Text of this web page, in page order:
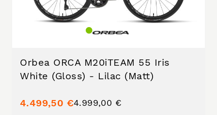
Orbea ORCA M20iTEAM 55 Iris
White (Gloss) - Lilac (Matt)
4.499,50 €4.999,00 €